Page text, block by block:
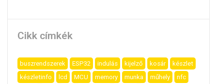
Cikk címkék
buszrendszerek ESP32 indulás kijelző kosár
készlet
készletinfo
lcd MCU memory munka műhely
nfc